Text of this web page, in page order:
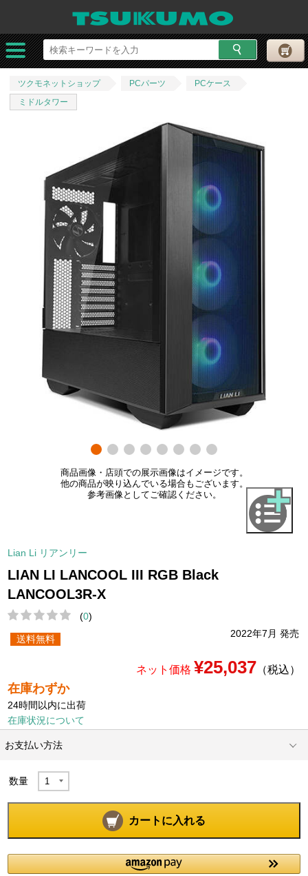
ツクモネットショップ PCパーツ
PCケース
ミドルタワー
商品画像・店頭での展示画像はイメージです。
他の商品が映り込んでいる場合もございます。
参考画像としてご確認ください。
Lian Li リアンリー
LIAN LI LANCOOL III RGB Black
LANCOOL3R-X
(0)
2022年7月 発売
送料無料
ネット価格 ¥25,037 （税込）
在庫わずか
24時間以内に出荷
在庫状況について
お支払い方法
数量
カートに入れる